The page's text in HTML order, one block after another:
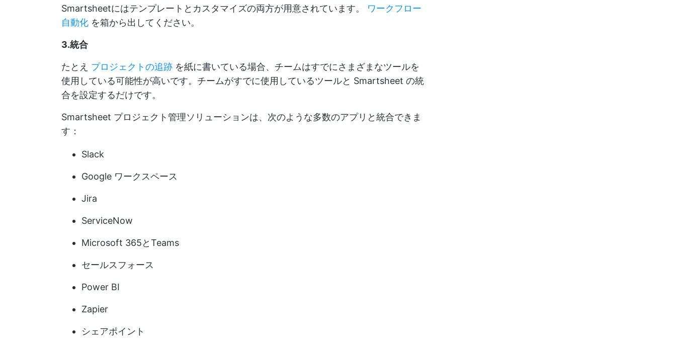
Smartsheetにはテンプレートとカスタマイズの両方が用意されています。 ワークフロー
自動化 を箱から出してください。
3.統合
たとえ プロジェクトの追跡 を紙に書いている場合、チームはすでにさまざまなツールを
使用している可能性が高いです。チームがすでに使用しているツールと Smartsheet の統
合を設定するだけです。
Smartsheet プロジェクト管理ソリューションは、次のような多数のアプリと統合できま
す：
Slack
Google ワークスペース
Jira
ServiceNow
Microsoft 365とTeams
セールスフォース
Power BI
Zapier
シェアポイント